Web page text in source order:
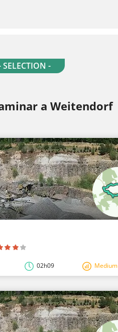
SELECTION -
a Weitendorf
02h09 Medium